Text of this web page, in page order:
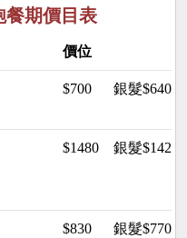
餐期價目表
價位
$700 銀髮
$1480 銀髮
$830 銀髮